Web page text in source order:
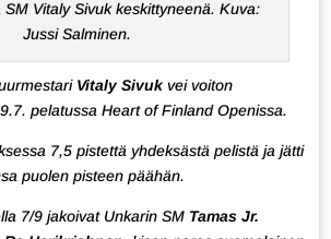
SM Vitaly Sivuk keskittyneenä. Kuva:
Jussi Salminen.
Vitaly Sivukvei voiton
pelatussa Heart of Finland Openissa.
7,5 pistettä yhdeksästä pelistä ja jätti
puolen pisteen päähän.
7/9 jakoivat Unkarin SM Tamas Jr.